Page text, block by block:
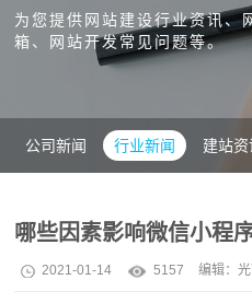
为您提供网站建设行业资讯、
箱、网站开发常见问题等。
公司新闻 行业新闻 建站资
哪些因素影响微信小程
2021-01-14 5157 编辑：